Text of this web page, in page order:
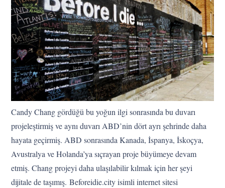
Candy Chang gördüğü bu yoğun ilgi sonrasında bu duvarı
projeleştirmiş ve aynı duvarı ABD’nin dört ayrı şehrinde daha
hayata geçirmiş. ABD sonrasında Kanada, İspanya, İskoçya,
Avustralya ve Holanda’ya sıçrayan proje büyümeye devam
etmiş. Chang projeyi daha ulaşılabilir kılmak için her şeyi
dijitale de taşımış. Beforeidie.city isimli internet sitesi